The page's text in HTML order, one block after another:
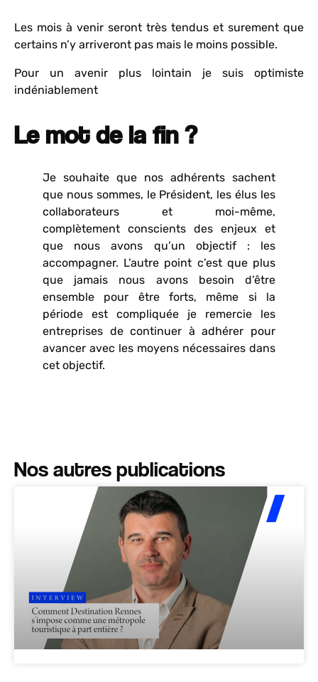
Les mois à venir seront très tendus et surement que
certains n’y arriveront pas mais le moins possible.
Pour un avenir plus lointain je suis optimiste
indéniablement
Le mot de la fin ?
Je souhaite que nos adhérents sachent
que nous sommes, le Président, les élus les
collaborateurs et moi-même,
complètement conscients des enjeux et
que nous avons qu’un objectif : les
accompagner. L’autre point c’est que plus
que jamais nous avons besoin d’être
ensemble pour être forts, même si la
période est compliquée je remercie les
entreprises de continuer à adhérer pour
avancer avec les moyens nécessaires dans
cet objectif.
Nos autres publications